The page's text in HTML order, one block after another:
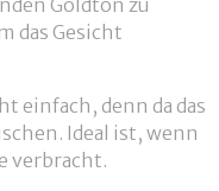
das Gesicht
einfach, denn da das
Ideal ist, wenn
verbracht.